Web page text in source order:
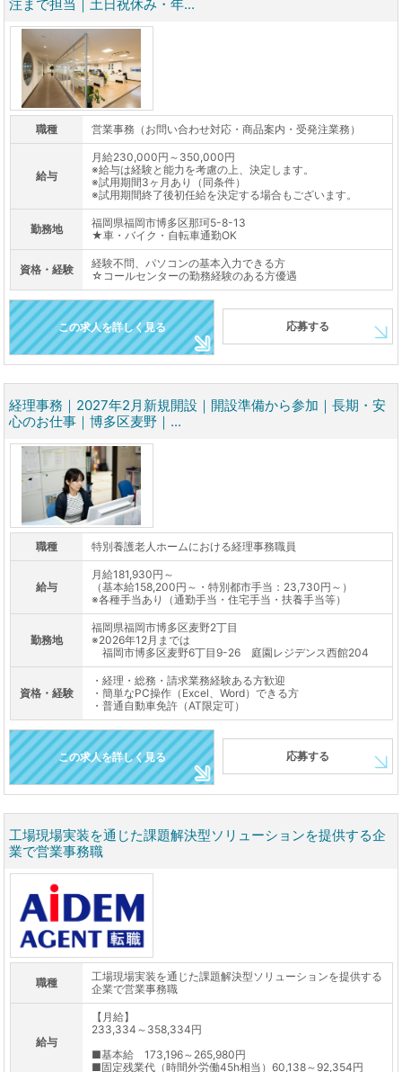
注まで担当｜土日祝休み・年...
職種 営業事務（お問い合わせ対応・商品案内・受発注業務）
給与
月給230,000円～350,000円
※給与は経験と能力を考慮の上、決定します。
※試用期間3ヶ月あり（同条件）
※試用期間終了後初任給を決定する場合もございます。
勤務地
福岡県福岡市博多区那珂5-8-13
★車・バイク・自転車通勤OK
資格・経験
経験不問、パソコンの基本入力できる方
☆コールセンターの勤務経験のある方優遇
この求人を詳しく見る 応募する
経理事務｜2027年2月新規開設｜開設準備から参加｜長期・安
心のお仕事｜博多区麦野｜...
職種 特別養護老人ホームにおける経理事務職員
給与
月給181,930円～
（基本給158,200円～・特別都市手当：23,730円～）
※各種手当あり（通勤手当・住宅手当・扶養手当等）
勤務地
福岡県福岡市博多区麦野2丁目
※2026年12月までは
福岡市博多区麦野6丁目9-26 庭園レジデンス西館204
資格・経験
・経理・総務・請求業務経験ある方歓迎
・簡単なPC操作（Excel、Word）できる方
・普通自動車免許（AT限定可）
この求人を詳しく見る 応募する
工場現場実装を通じた課題解決型ソリューションを提供する企
業で営業事務職
職種
工場現場実装を通じた課題解決型ソリューションを提供する
企業で営業事務職
給与
【月給】
233,334～358,334円
■基本給 173,196～265,980円
■固定残業代（時間外労働45h相当）60,138～92,354円